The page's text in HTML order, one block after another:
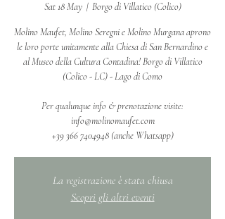
Sat 18 May
  |
Borgo di Villatico (Colico)
Molino Maufet, Molino Seregni e Molino Murgana aprono
le loro porte unitamente alla Chiesa di San Bernardino e
al Museo della Cultura Contadina! Borgo di Villatico
(Colico - LC) - Lago di Como
Per qualunque info & prenotazione visite:
info@molinomaufet.com
‭+39 366 7404948‬ (anche Whatsapp)
La registrazione è stata chiusa
Scopri gli altri eventi